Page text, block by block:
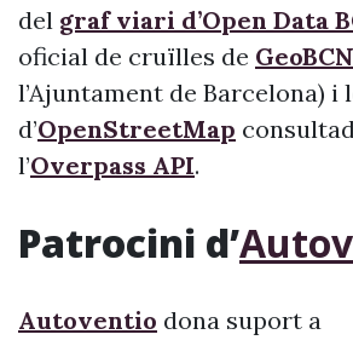
del graf viari d’Open Data
oficial de cruïlles de GeoBCN
l’Ajuntament de Barcelona) i
d’OpenStreetMap
l’Overpass API.
Patrocini d’
Autoventio dona suport a